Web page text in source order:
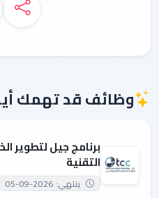
وظائف قد تهمك
برنامج جيل لتطوير
التقنية
ينتهي: 2026-09-05